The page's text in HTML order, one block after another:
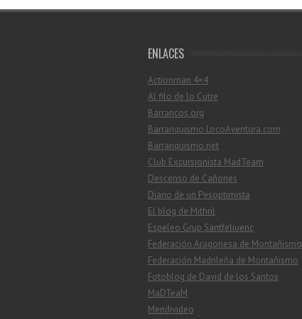
ENLACES
Actionman 4×4
Al filo de lo Cutre
Barrancos.org
Barranquismo.LocoAventura.com
Barranquismo.net
Club Excursionista MadTeam
Descenso de Cañones
Diario de un Pesoptimista
El blog de Mithril
Espeleo Grup Santfeliuenc
Federación Aragonesa de Montañismo
Federación Madrileña de Montañismo
Fotoblog de David de los Santos
MaDTeaM
Mendivideo